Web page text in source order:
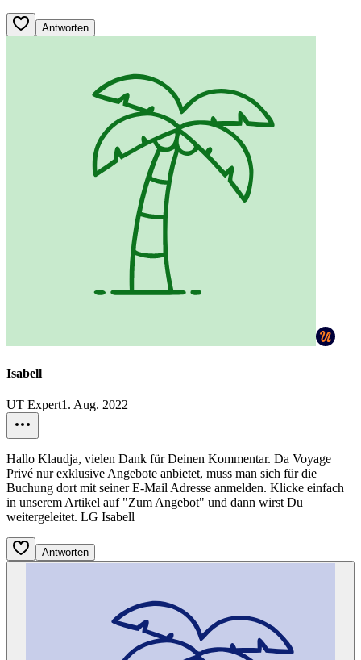
Antworten
Isabell
UT Expert1. Aug. 2022
Hallo Klaudja, vielen Dank für Deinen Kommentar. Da Voyage
Privé nur exklusive Angebote anbietet, muss man sich für die
Buchung dort mit seiner E-Mail Adresse anmelden. Klicke einfach
in unserem Artikel auf "Zum Angebot" und dann wirst Du
weitergeleitet. LG Isabell
Antworten